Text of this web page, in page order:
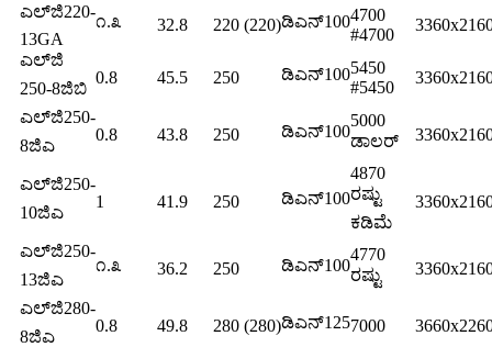
ಎಲ್‌ಜಿ220-
13GA
೧.೩ 32.8 220 (220)ಡಿಎನ್1004700
#4700
ಎಲ್‌ಜಿ
250-8ಜಿಬಿ
0.8 45.5 250 ಡಿಎನ್1005450
#5450
ಎಲ್‌ಜಿ250-
8ಜಿಎ
0.8 43.8 250 ಡಿಎನ್100
5000
ಡಾಲರ್
ಎಲ್‌ಜಿ250-
10ಜಿಎ
1 41.9 250 ಡಿಎನ್100
4870
ರಷ್ಟು
ಕಡಿಮೆ
ಎಲ್‌ಜಿ250-
13ಜಿಎ
೧.೩ 36.2 250 ಡಿಎನ್100
4770
ರಷ್ಟು
ಎಲ್‌ಜಿ280-
8ಜಿಎ
0.8 49.8 280 (280)ಡಿಎನ್1257000